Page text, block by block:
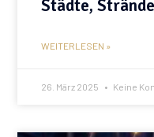
Städte,
WEITERLESEN »
26. März 2025 Keine